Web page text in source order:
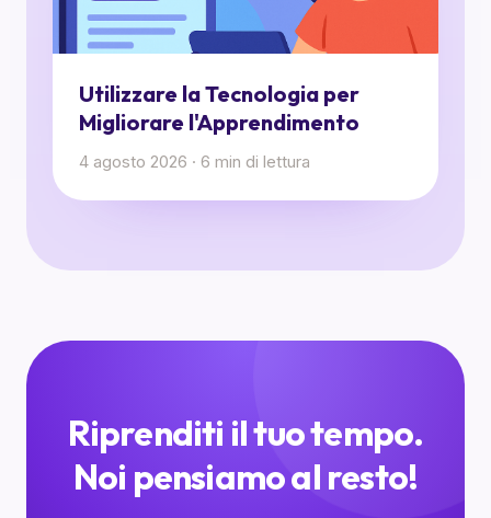
Utilizzare la Tecnologia per
Migliorare l'Apprendimento
4 agosto 2026 · 6 min di lettura
Riprenditi il tuo tempo.
Noi pensiamo al resto!